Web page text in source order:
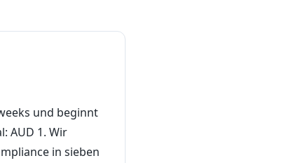
und beginnt
AUD 1. Wir
in sieben